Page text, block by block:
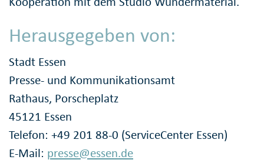
Herausgegeben von:
Stadt Essen
Presse- und Kommunikationsamt
Rathaus, Porscheplatz
45121 Essen
Telefon: +49 201 88-0 (ServiceCenter Essen)
E-Mail: presse@essen.de